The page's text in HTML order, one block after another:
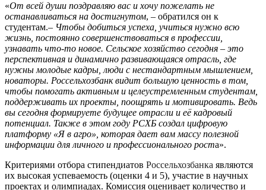
«От всей души поздравляю вас и хочу пожелать не
останавливаться на достигнутом, – обратился он к
студентам.– Чтобы добиться успеха, учиться нужно всю
жизнь, постоянно совершенствоваться в профессии,
узнавать что-то новое. Сельское хозяйство сегодня – это
перспективная и динамично развивающаяся отрасль, где
нужны молодые кадры, люди с нестандартным мышлением,
новаторы. Россельхозбанк видит большую ценность в том,
чтобы помогать активным и целеустремленным студентам,
поддерживать их проекты, поощрять и мотивировать. Ведь
вы сегодня формируете будущее отрасли и её кадровый
потенциал. Также в этом году РСХБ создал цифровую
платформу «Я в агро», которая дает вам массу полезной
информации для личного и профессионального роста».
Критериями отбора стипендиатов Россельхозбанка являются
их высокая успеваемость (оценки 4 и 5), участие в научных
проектах и олимпиадах. Комиссия оценивает количество и